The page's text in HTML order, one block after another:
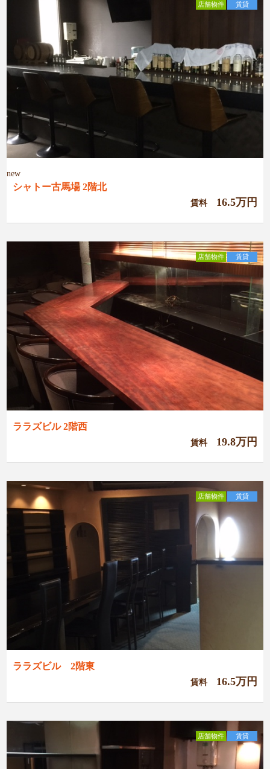
new
シャトー古馬場 2階北
店舗物件 賃貸
賃料 16.5万円
ララズビル 2階西
店舗物件 賃貸
賃料 19.8万円
ララズビル 2階東
店舗物件 賃貸
賃料 16.5万円
店舗物件 賃貸